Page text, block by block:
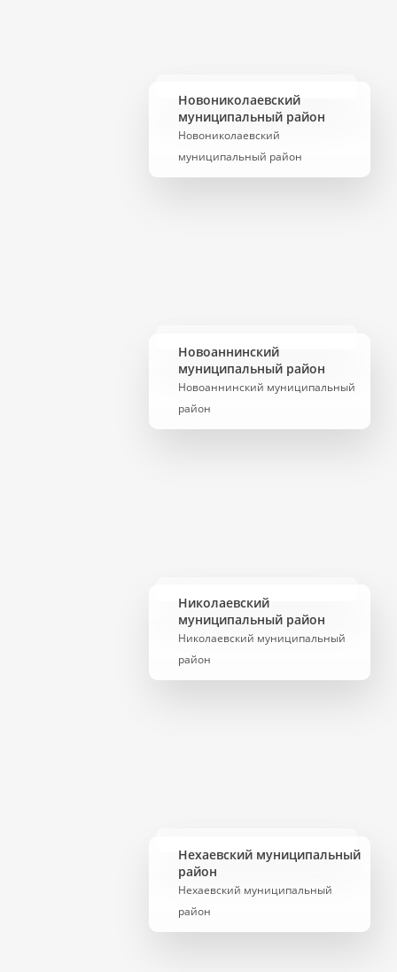
Новониколаевский
муниципальный район
Новониколаевский
муниципальный район
Новоаннинский
муниципальный район
Новоаннинский муниципальный
район
Николаевский
муниципальный район
Николаевский муниципальный
район
Нехаевский муниципальный
район
Нехаевский муниципальный
район